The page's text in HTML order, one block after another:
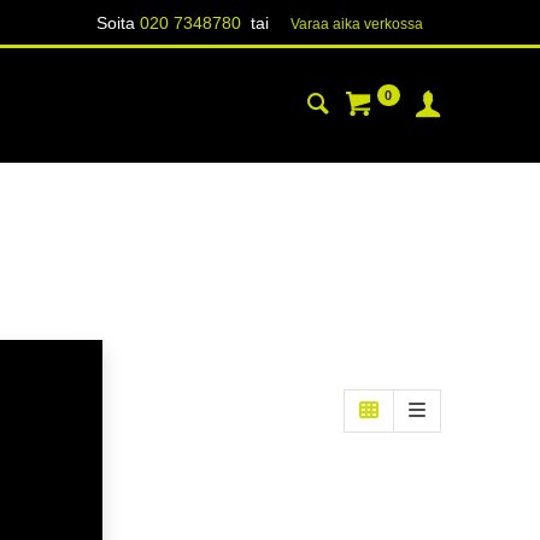
Soita 020 7348780tai Varaa aika verk​​​​ossa
0